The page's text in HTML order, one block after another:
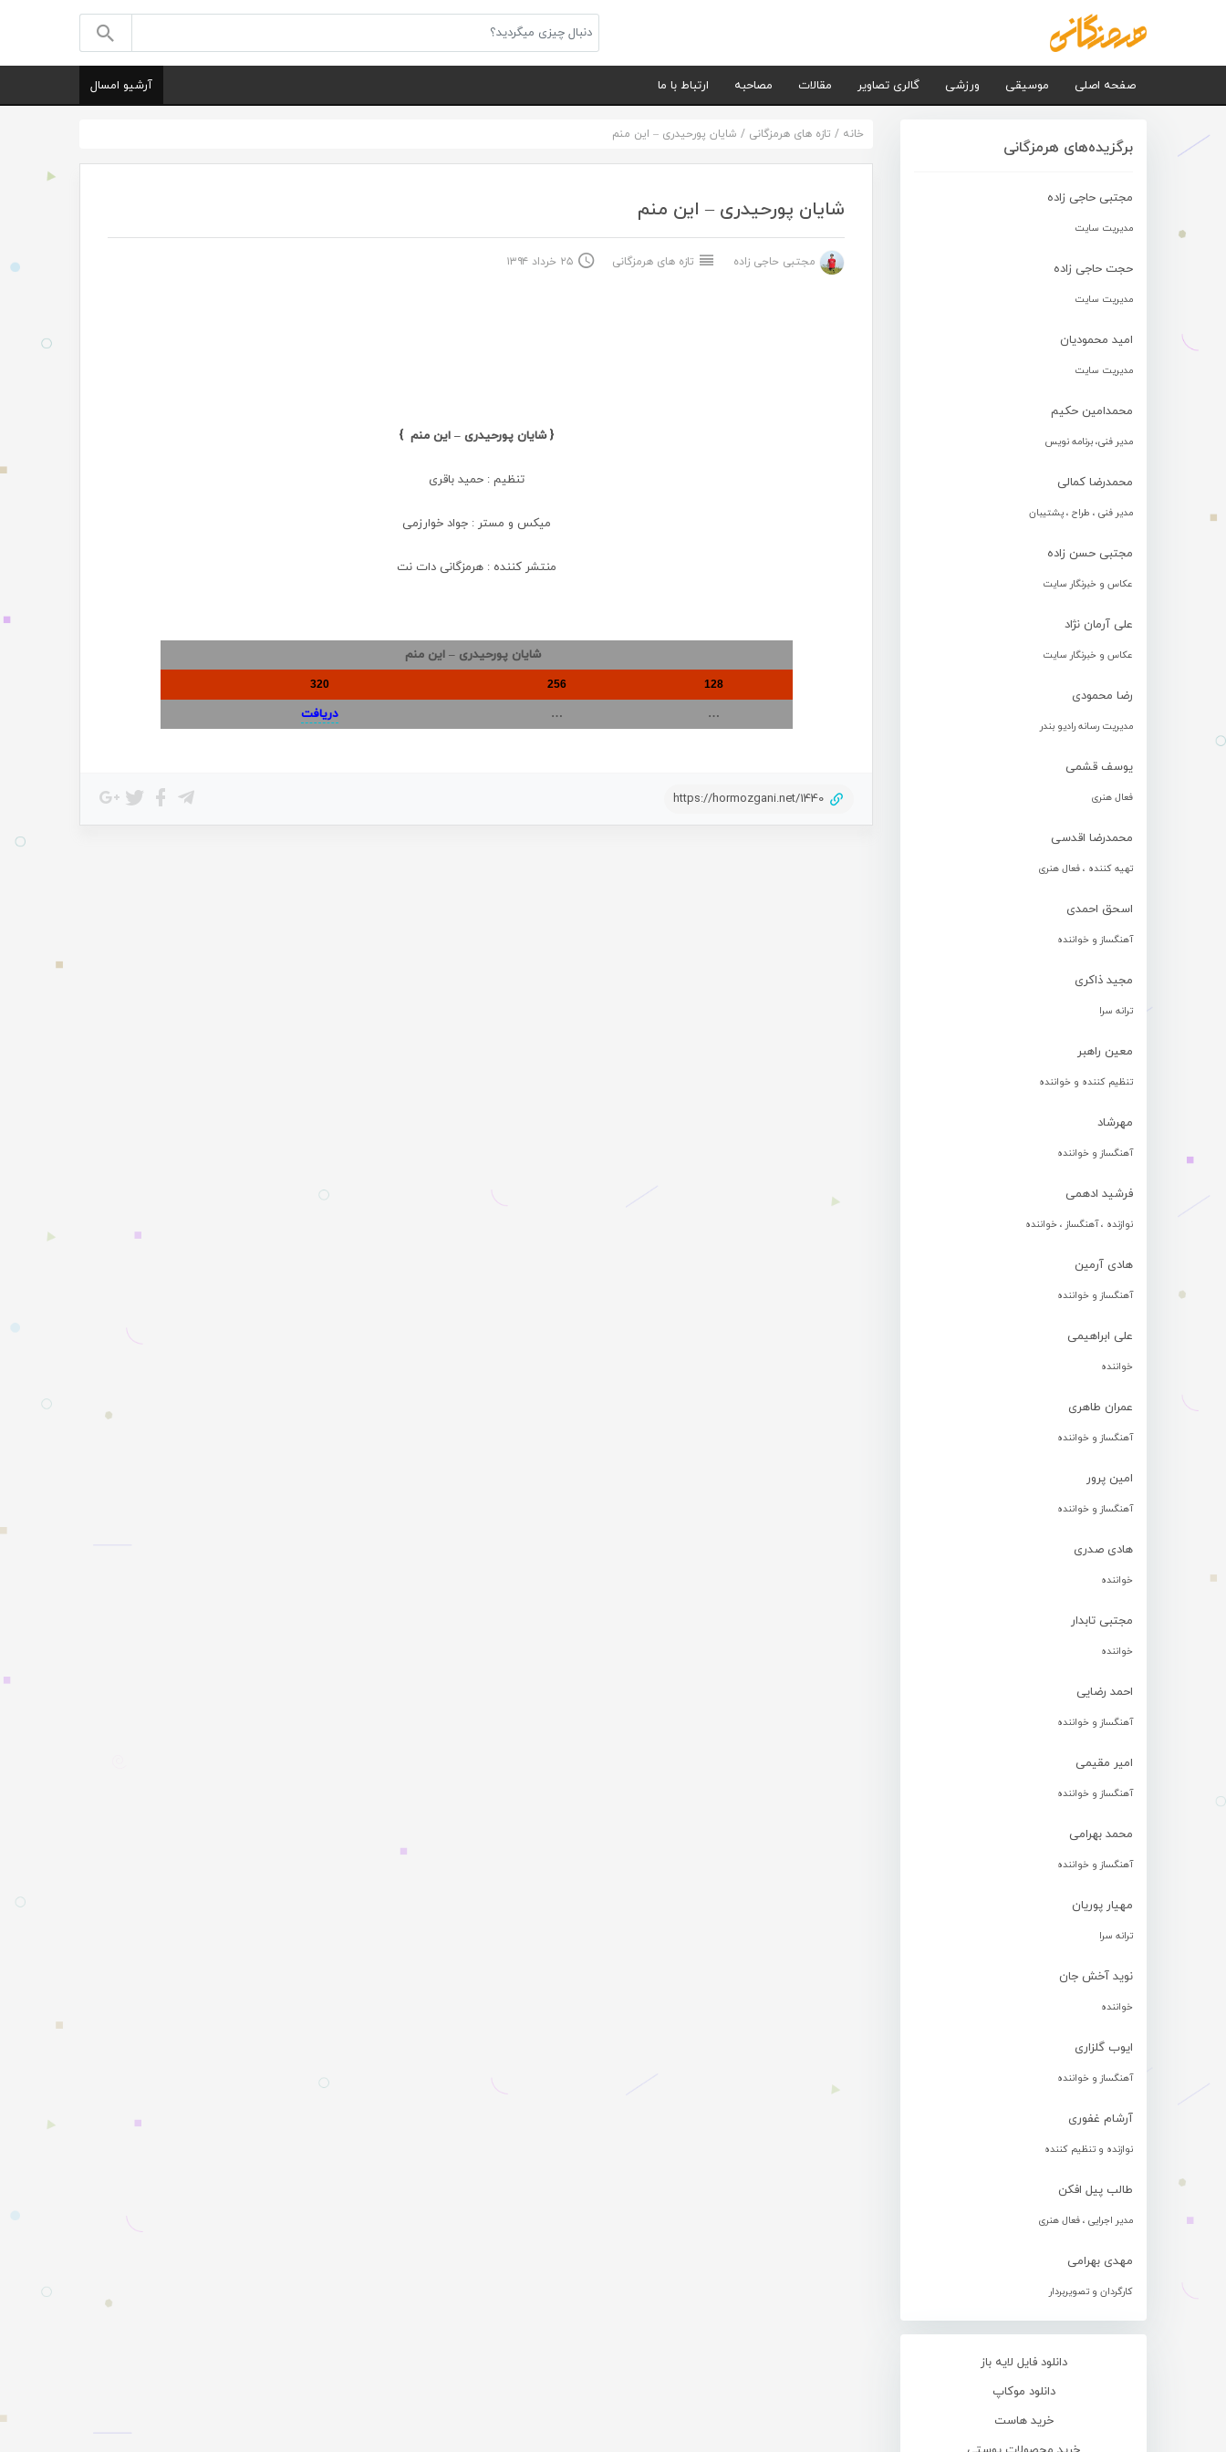
صفحه اصلی موسیقی ورزشی گالری تصاویر مقالات مصاحبه ارتباط با ما آرشیو امسال
برگزیده‌های هرمزگانی
مجتبی حاجی زاده
مدیریت سایت
حجت حاجی زاده
مدیریت سایت
امید محمودیان
مدیریت سایت
محمدامین حکیم
مدیر فنی، برنامه نویس
محمدرضا کمالی
مدیر فنی ، طراح ، پشتیبان
مجتبی حسن زاده
عکاس و خبرنگار سایت
علی آرمان نژاد
عکاس و خبرنگار سایت
رضا محمودی
مدیریت رسانه رادیو بندر
یوسف قشمی
فعال هنری
محمدرضا اقدسی
تهیه کننده ، فعال هنری
اسحق احمدی
آهنگساز و خواننده
مجید ذاکری
ترانه سرا
معین راهبر
تنظیم کننده و خواننده
مهرشاد
آهنگساز و خواننده
فرشید ادهمی
نوازنده ، آهنگساز ، خواننده
هادی آرمین
آهنگساز و خواننده
علی ابراهیمی
خواننده
عمران طاهری
آهنگساز و خواننده
امین پرور
آهنگساز و خواننده
هادی صدری
خواننده
مجتبی تابدار
خواننده
احمد رضایی
آهنگساز و خواننده
امیر مقیمی
آهنگساز و خواننده
محمد بهرامی
آهنگساز و خواننده
مهیار پوریان
ترانه سرا
نوید آخش جان
خواننده
ایوب گلزاری
آهنگساز و خواننده
آرشام غفوری
نوازنده و تنظیم کننده
طالب پیل افکن
مدیر اجرایی ، فعال هنری
مهدی بهرامی
کارگردان و تصویربردار
دانلود فایل لایه باز
دانلود موکاپ
خرید هاست
خانه / تازه های هرمزگانی / شایان پورحیدری – این منم
شایان پورحیدری – این منم
مجتبی حاجی زاده تازه های هرمزگانی ۲۵ خرداد ۱۳۹۴
{ شایان پورحیدری – این منم }
تنظیم : حمید باقری
میکس و مستر : جواد خوارزمی
منتشر کننده : هرمزگانی دات نت
شایان پورحیدری – این منم
128
256
320
…
… دریافت
https://hormozgani.net/1440